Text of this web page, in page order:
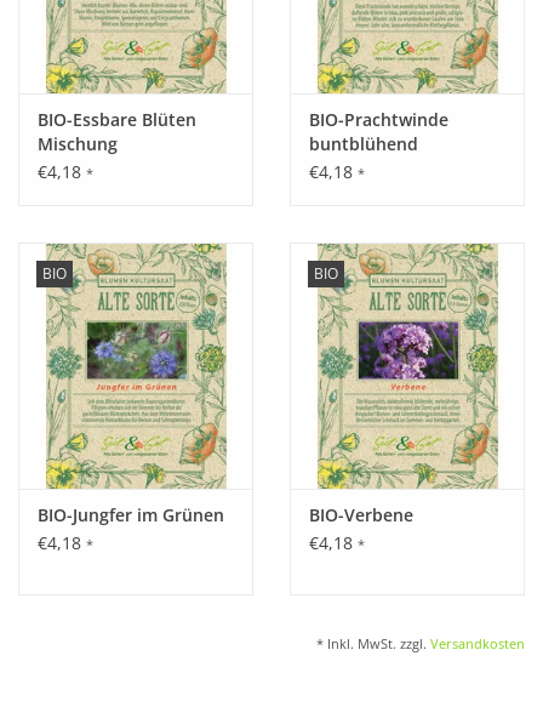
Auch als Topfpflanze macht die Atlasblume eine gute Figur.
Inhalt:
0,4 g
BIO-Essbare Blüten
Mischung
€4,18 *
BIO-Prachtwinde
buntblühend
€4,18 *
BIO
BIO-Jungfer im Grünen
€4,18 *
BIO
BIO-Verbene
€4,18 *
* Inkl. MwSt. zzgl. Versandkosten